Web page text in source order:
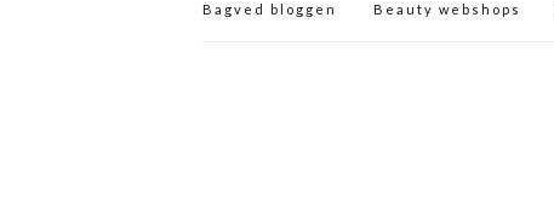
Bagved bloggen Beauty webshops